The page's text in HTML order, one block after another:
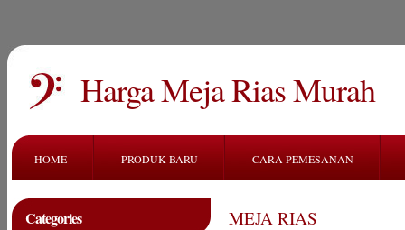
Harga Meja Rias Murah
HOME PRODUK BARU CARA PEMESANAN
Categories MEJA RIAS